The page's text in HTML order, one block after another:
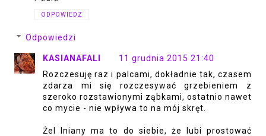
ODPOWIEDZ
Odpowiedzi
KASIANAFALI
11 grudnia 2015 21:40
Rozczesuję raz i palcami, dokładnie tak, czasem
zdarza mi się rozczesywać grzebieniem z
szeroko rozstawionymi ząbkami, ostatnio nawet
co mycie - nie wpływa to na mój skręt.
Żel lniany ma to do siebie, że lubi prostować